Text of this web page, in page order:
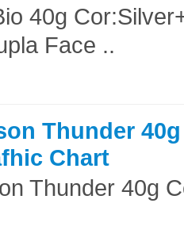
40g
Face ..
Thunder
Chart
Thunder 40g